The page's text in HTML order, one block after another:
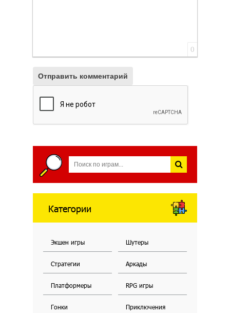
0
Отправить комментарий
Категории
Экшен игры Шутеры
Стратегии Аркады
Платформеры RPG игры
Гонки Приключения